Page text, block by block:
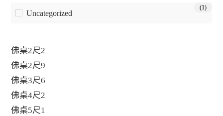
Uncategorized
(1)
佛桌2尺2
佛桌2尺9
佛桌3尺6
佛桌4尺2
佛桌5尺1